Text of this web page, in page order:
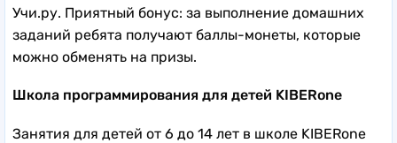
Учи.ру. Приятный бонус: за выполнение домашних
заданий ребята получают баллы-монеты, которые
можно обменять на призы.
Школа программирования для детей KIBERone
Занятия для детей от 6 до 14 лет в школе KIBERone